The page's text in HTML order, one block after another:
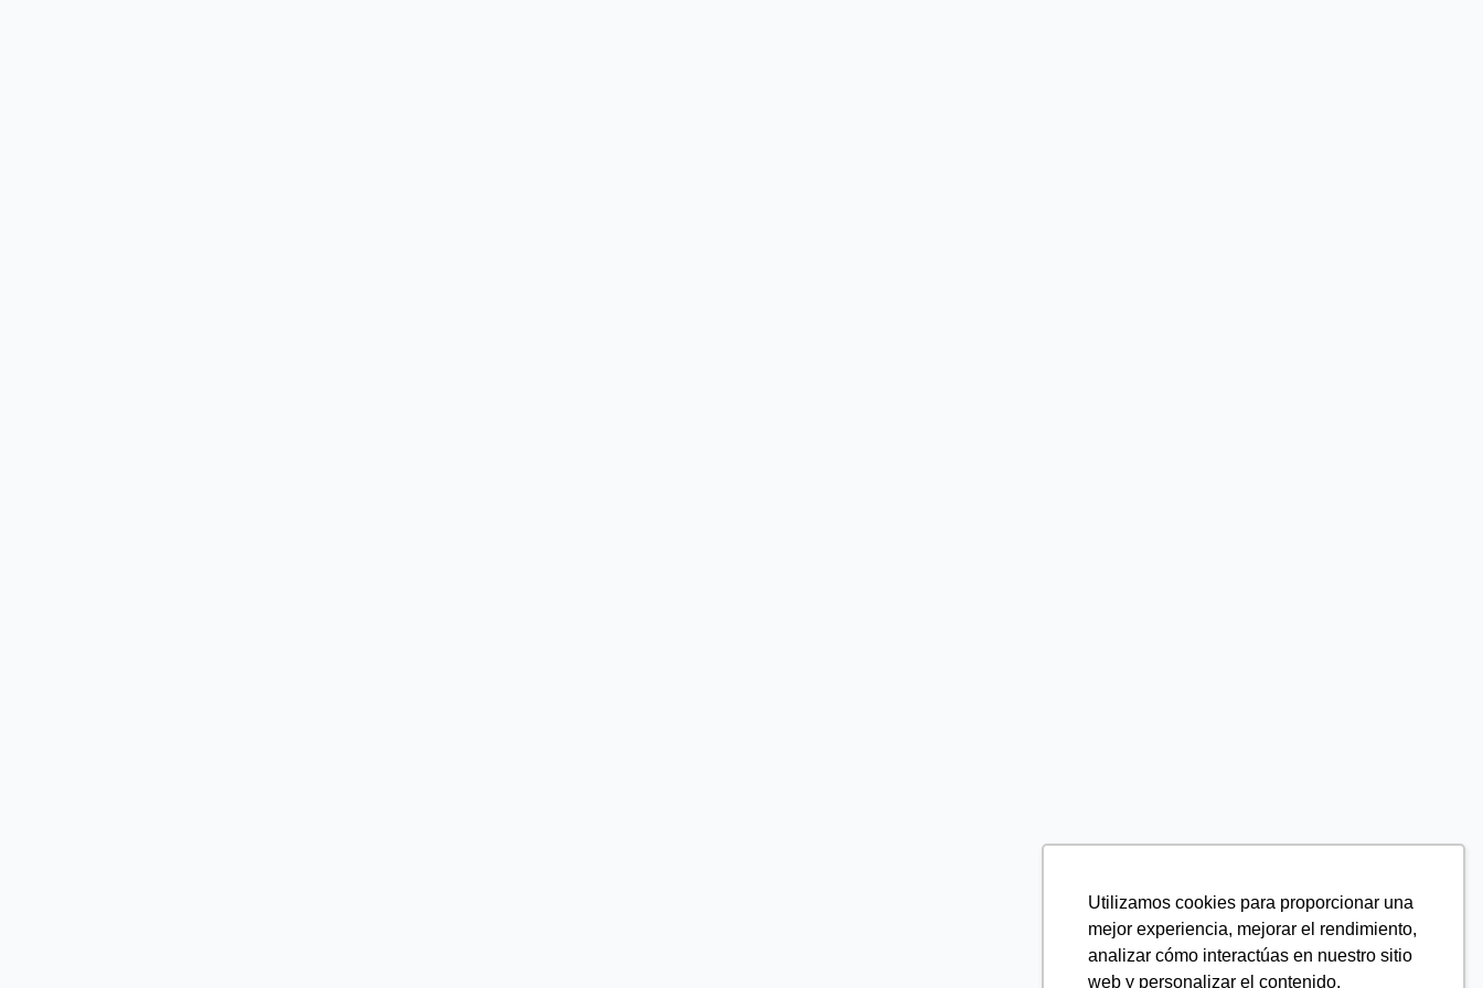
Utilizamos cookies para proporcionar una
mejor experiencia, mejorar el rendimiento,
analizar cómo interactúas en nuestro sitio
web y personalizar el contenido.